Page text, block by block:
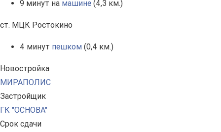
9 минут на машине (4,3 км.)
ст. МЦК Ростокино
4 минут пешком (0,4 км.)
Новостройка
МИРАПОЛИС
Застройщик
ГК "ОСНОВА"
Срок сдачи